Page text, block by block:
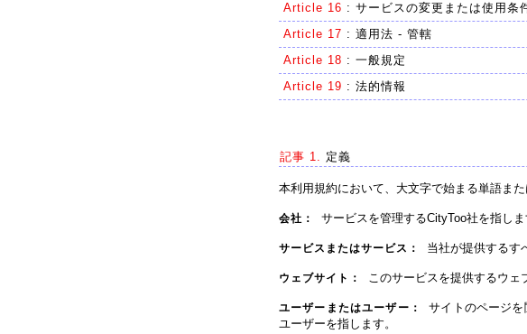
Article 16 : サービスの変更または使用条
Article 17 : 適用法 - 管轄
Article 18 : 一般規定
Article 19 : 法的情報
記事 1. 定義
本利用規約において、大文字で始まる単語ま
会社： サービスを管理するCityToo社を指しま
サービスまたはサービス： 当社が提供するす
ウェブサイト： このサービスを提供するウェ
ユーザーまたはユーザー：
サイトのページを
ユーザーを指します。